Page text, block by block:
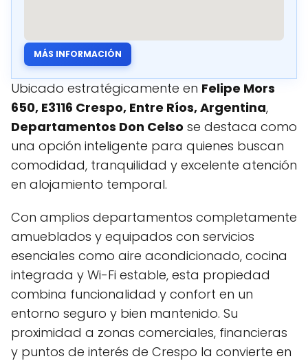
MÁS INFORMACIÓN
Ubicado estratégicamente en Felipe Mors
650, E3116 Crespo, Entre Ríos, Argentina,
Departamentos Don Celso se destaca como
una opción inteligente para quienes buscan
comodidad, tranquilidad y excelente atención
en alojamiento temporal.
Con amplios departamentos completamente
amueblados y equipados con servicios
esenciales como aire acondicionado, cocina
integrada y Wi-Fi estable, esta propiedad
combina funcionalidad y confort en un
entorno seguro y bien mantenido. Su
proximidad a zonas comerciales, financieras
y puntos de interés de Crespo la convierte en